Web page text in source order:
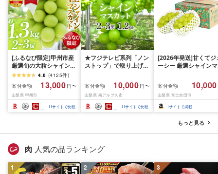
[ふるなび限定]甲州市産
厳選旬の大粒シャインマ
スカット 約1.3kg 2〜3
房[2026年発送]
(MG)B12-472 FN-
Limited-VO シャインマ
スカット フルーツ
4.6 (4125件)
寄付金額
13,000 円〜
山梨県 甲州市
11サイトで比較
★フジテレビ系列「ノン
ストップ」で取り上げら
先行予約]南アルプス市
産シャインマスカット
1.2kg以上(2〜3房)ふる
さと納税 おすすめ 山梨
県 南アルプス市 送料無
寄付金額 10,000 円〜
山梨県 南アルプス市
11サイトで比較
[2026年発送]甘くてジ
ーシー 厳選シャインマ
月前半(1〜15日)から
月下旬までの発送) フ
ーツ ぶどう 果物 山梨
産 2026 旬 大粒 高級
寄付金額 10,000
山梨県 富士吉田市
1サイトで掲載
もっと見る
肉 人気の品ランキング
1 2 3